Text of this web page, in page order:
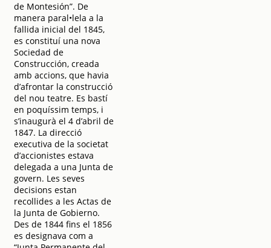
de Montesión”. De
manera paral•lela a la
fallida inicial del 1845,
es constituí una nova
Sociedad de
Construcción, creada
amb accions, que havia
d’afrontar la construcció
del nou teatre. Es bastí
en poquíssim temps, i
s’inaugurà el 4 d’abril de
1847. La direcció
executiva de la societat
d’accionistes estava
delegada a una Junta de
govern. Les seves
decisions estan
recollides a les Actas de
la Junta de Gobierno.
Des de 1844 fins el 1856
es designava com a